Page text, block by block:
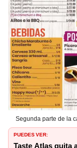
Segunda parte de la
PUEDES VER: